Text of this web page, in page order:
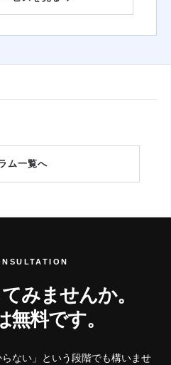
ム一覧へ
みませんか。
無料です。
らない」という段階でも構いませ